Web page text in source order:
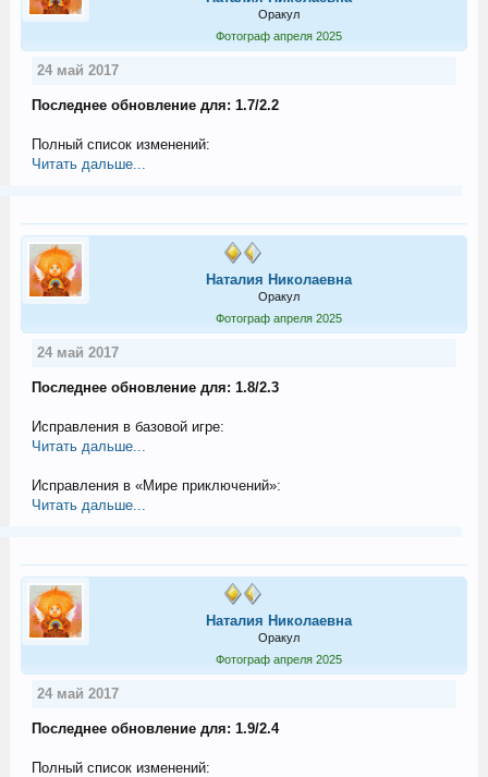
Оракул
Фотограф апреля 2025
24 май 2017
Последнее обновление для: 1.7/2.2
Полный список изменений:
Читать дальше...
Наталия Николаевна
Оракул
Фотограф апреля 2025
24 май 2017
Последнее обновление для: 1.8/2.3
Исправления в базовой игре:
Читать дальше...
Исправления в «Мире приключений»:
Читать дальше...
Наталия Николаевна
Оракул
Фотограф апреля 2025
24 май 2017
Последнее обновление для: 1.9/2.4
Полный список изменений: